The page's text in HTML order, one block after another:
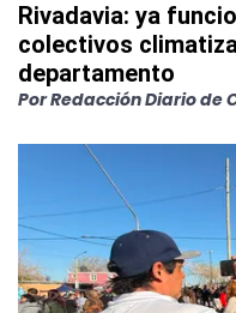
Rivadavia: ya
colectivos
departamento
PorRedacción Diario de